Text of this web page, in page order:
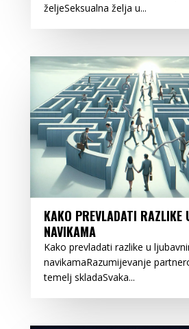
željeSeksualna želja u...
KAKO PREVLADATI RAZLIKE
NAVIKAMA
Kako prevladati razlike u
navikamaRazumijevanje
temelj skladaSvaka...